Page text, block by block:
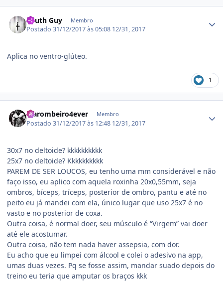
South Guy Membro
Postado31/12/2017 às 05:08 12/31, 2017
Aplica no ventro-glúteo.
1
Marombeiro4ever Membro
Postado31/12/2017 às 12:48 12/31, 2017
30x7 no deltoide? kkkkkkkkkk
25x7 no deltoide? Kkkkkkkkkk
PAREM DE SER LOUCOS, eu tenho uma mm considerável e não
faço isso, eu aplico com aquela roxinha 20x0,55mm, seja
ombros, bíceps, tríceps, posterior de ombro, pantu e até no
peito eu já mandei com ela, único lugar que uso 25x7 é no
vasto e no posterior de coxa.
Outra coisa, é normal doer, seu músculo é “Virgem” vai doer
até ele acostumar.
Outra coisa, não tem nada haver assepsia, com dor.
Eu acho que eu limpei com álcool e colei o adesivo na app,
umas duas vezes. Pq se fosse assim, mandar suado depois do
treino eu teria que amputar os braços kkk